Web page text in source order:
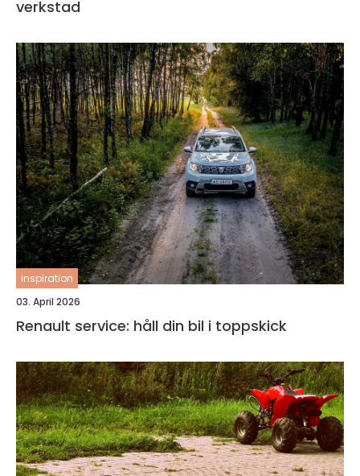
verkstad
inspiration
03. April 2026
Renault service: håll din bil i toppskick